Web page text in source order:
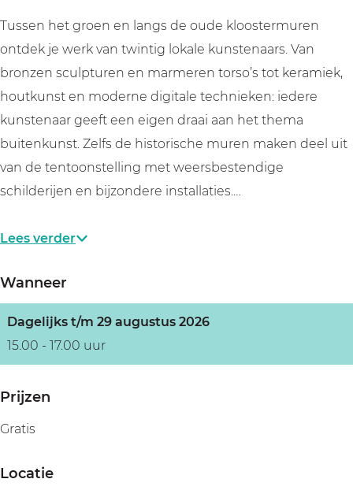
Tussen het groen en langs de oude kloostermuren
ontdek je werk van twintig lokale kunstenaars. Van
bronzen sculpturen en marmeren torso’s tot keramiek,
houtkunst en moderne digitale technieken: iedere
kunstenaar geeft een eigen draai aan het thema
buitenkunst. Zelfs de historische muren maken deel uit
van de tentoonstelling met weersbestendige
schilderijen en bijzondere installaties.…
Lees verder
Wanneer
Dagelijks t/m 29 augustus 2026
15.00 - 17.00 uur
Prijzen
Gratis
Locatie